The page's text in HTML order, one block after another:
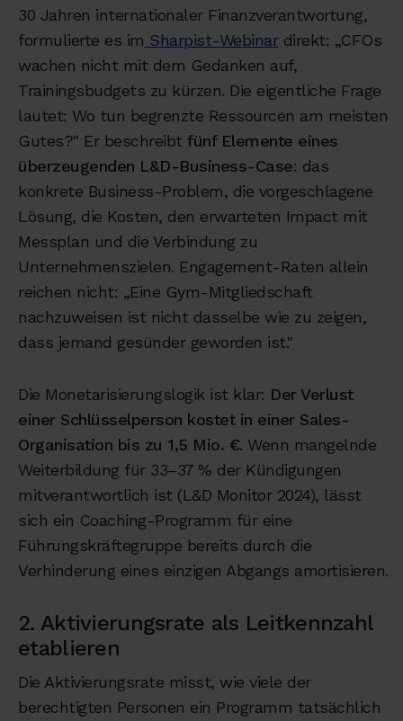
30 Jahren internationaler Finanzverantwortung,
formulierte es im Sharpist-Webinardirekt: „CFOs
wachen nicht mit dem Gedanken auf,
Trainingsbudgets zu kürzen. Die eigentliche Frage
lautet: Wo tun begrenzte Ressourcen am meisten
Gutes?" Er beschreibtfünf Elemente eines
überzeugenden L&D-Business-Case: das
konkrete Business-Problem, die vorgeschlagene
Lösung, die Kosten, den erwarteten Impact mit
Messplan und die Verbindung zu
Unternehmenszielen. Engagement-Raten allein
reichen nicht: „Eine Gym-Mitgliedschaft
nachzuweisen ist nicht dasselbe wie zu zeigen,
dass jemand gesünder geworden ist."
Die Monetarisierungslogik ist klar: Der Verlust
einer Schlüsselperson kostet in einer Sales-
Organisation bis zu 1,5 Mio. €. Wenn mangelnde
Weiterbildung für 33–37 % der Kündigungen
mitverantwortlich ist (L&D Monitor 2024), lässt
sich ein Coaching-Programm für eine
Führungskräftegruppe bereits durch die
Verhinderung eines einzigen Abgangs amortisieren.
2. Aktivierungsrate als Leitkennzahl
etablieren
Die Aktivierungsrate misst, wie viele der
berechtigten Personen ein Programm tatsächlich